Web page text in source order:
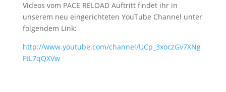
Videos vom PACE RELOAD Auftritt findet ihr in
unserem neu eingerichteten YouTube Channel unter
folgendem Link:
http://www.youtube.com/channel/UCp_3xoczGv7XNg
FtL7qQXVw